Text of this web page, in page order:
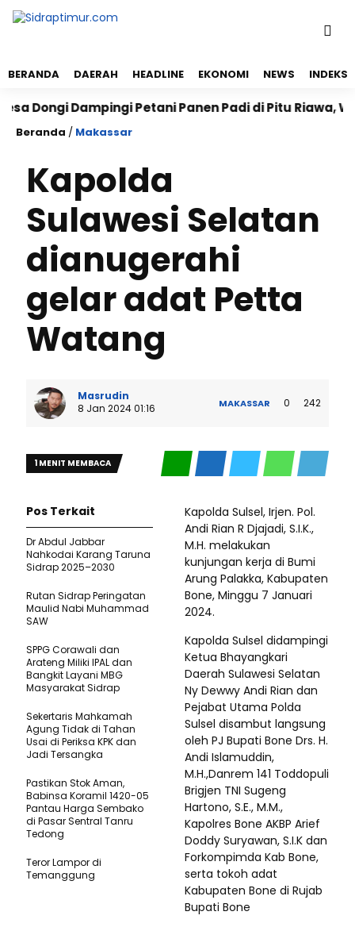
BERANDA DAERAH HEADLINE EKONOMI NEWS INDEKS
Dampingi Petani Panen Padi di Pitu Riawa,
Beranda / Makassar
Kapolda
Sulawesi Selatan
dianugerahi
gelar adat Petta
Watang
Masrudin
8 Jan 2024 01:16
MAKASSAR 0 242
1 MENIT MEMBACA
Kapolda Sulsel, Irjen. Pol.
Andi Rian R Djajadi, S.I.K.,
M.H. melakukan
kunjungan kerja di Bumi
Arung Palakka, Kabupaten
Bone, Minggu 7 Januari
2024.
Kapolda Sulsel didampingi
Ketua Bhayangkari
Daerah Sulawesi Selatan
Ny Dewwy Andi Rian dan
Pejabat Utama Polda
Sulsel disambut langsung
oleh PJ Bupati Bone Drs. H.
Andi Islamuddin,
M.H.,Danrem 141 Toddopuli
Brigjen TNI Sugeng
Hartono, S.E., M.M.,
Kapolres Bone AKBP Arief
Doddy Suryawan, S.I.K dan
Forkompimda Kab Bone,
serta tokoh adat
Kabupaten Bone di Rujab
Bupati Bone
Pos Terkait
Dr Abdul Jabbar
Nahkodai Karang Taruna
Sidrap 2025–2030
Rutan Sidrap Peringatan
Maulid Nabi Muhammad
SAW
SPPG Corawali dan
Arateng Miliki IPAL dan
Bangkit Layani MBG
Masyarakat Sidrap
Sekertaris Mahkamah
Agung Tidak di Tahan
Usai di Periksa KPK dan
Jadi Tersangka
Pastikan Stok Aman,
Babinsa Koramil 1420-05
Pantau Harga Sembako
di Pasar Sentral Tanru
Tedong
Teror Lampor di
Temanggung